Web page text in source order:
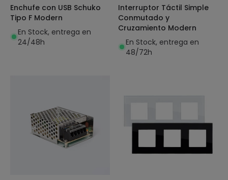
Enchufe con USB Schuko
Tipo F Modern
En Stock, entrega en
24/48h
Interruptor Táctil Simple
Conmutado y
Cruzamiento Modern
En Stock, entrega en
48/72h